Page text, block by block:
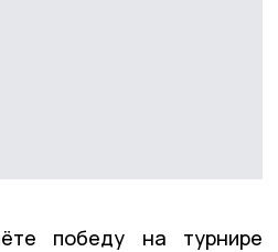
победу на турнире